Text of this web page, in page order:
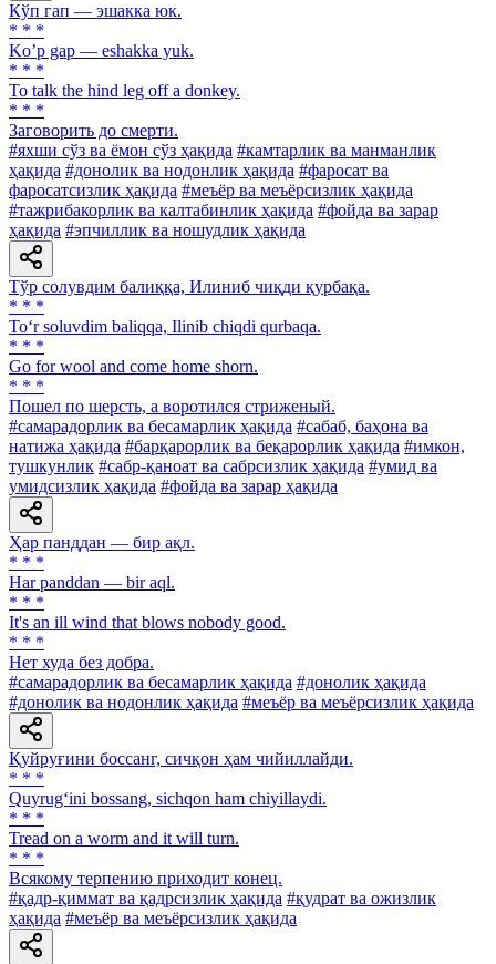
Кўп гап — эшакка юк.
* * *
Koʼp gap — eshakka yuk.
* * *
To talk the hind leg off a donkey.
* * *
Заговорить до смерти.
#яхши сўз ва ёмон сўз ҳақида #камтарлик ва манманлик
ҳақида #донолик ва нодонлик ҳақида #фаросат ва
фаросатсизлик ҳақида #меъёр ва меъёрсизлик ҳақида
#тажрибакорлик ва калтабинлик ҳақида #фойда ва зарар
ҳақида #эпчиллик ва ношудлик ҳақида
Тўр солувдим балиққа, Илиниб чиқди қурбақа.
* * *
To‘r soluvdim baliqqa, Ilinib chiqdi qurbaqa.
* * *
Go for wool and come home shorn.
* * *
Пошел по шерсть, а воротился стриженый.
#самарадорлик ва бесамарлик ҳақида #сабаб, баҳона ва
натижа ҳақида #барқарорлик ва беқарорлик ҳақида #имкон,
тушкунлик #сабр-қаноат ва сабрсизлик ҳақида #умид ва
умидсизлик ҳақида #фойда ва зарар ҳақида
Ҳар панддан — бир ақл.
* * *
Har panddan — bir aql.
* * *
It's an ill wind that blows nobody good.
* * *
Нет худа без добра.
#самарадорлик ва бесамарлик ҳақида #донолик ҳақида
#донолик ва нодонлик ҳақида #меъёр ва меъёрсизлик ҳақида
Қуйруғини боссанг, сичқон ҳам чийиллайди.
* * *
Quyrug‘ini bossang, sichqon ham chiyillaydi.
* * *
Tread on a worm and it will turn.
* * *
Всякому терпению приходит конец.
#қадр-қиммат ва қадрсизлик ҳақида #қудрат ва ожизлик
ҳақида #меъёр ва меъёрсизлик ҳақида